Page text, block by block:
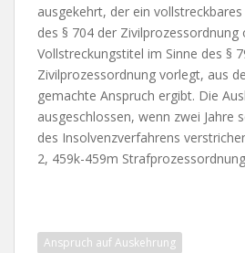
ausgekehrt, der ein
des § 704 der Zivilprozessordnung
Vollstreckungstitel im Sinne des §
Zivilprozessordnung vorlegt, aus
gemachte Anspruch ergibt. Die
ausgeschlossen, wenn zwei Jahre
des Insolvenzverfahrens
2, 459k-459m
Anspruch auf Auskehrung